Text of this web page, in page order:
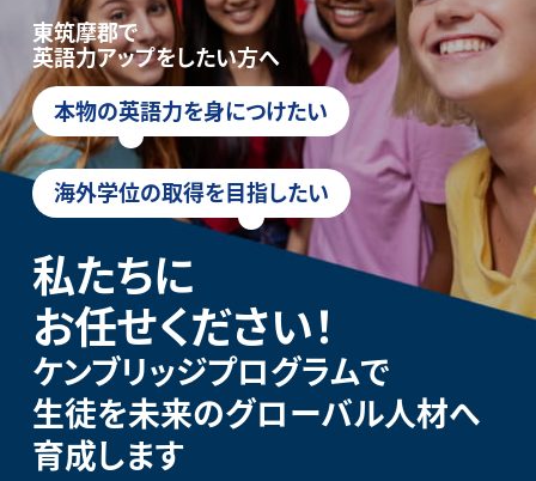
東筑摩郡で
英語力アップをしたい方へ
本物の英語力を身につけたい
海外学位の取得を目指したい
私たちに
お任せください！
ケンブリッジプログラムで
生徒を未来のグローバル人材へ
育成します